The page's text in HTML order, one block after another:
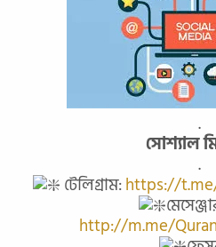
.
সোশ্যাল
.
টেলিগ্রাম:https://
http://m.me/